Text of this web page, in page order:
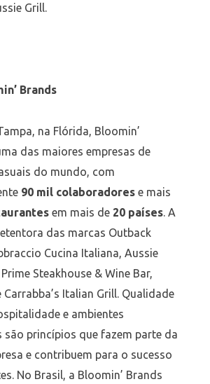
Grill.
Brands
na Flórida, Bloomin’
das maiores empresas de
do mundo, com
90 mil colaboradorese mais
em mais de 20 países. A
das marcas Outback
Cucina Italiana, Aussie
Steakhouse & Wine Bar,
Carrabba’s Italian Grill. Qualidade
e ambientes
são princípios que fazem parte da
e contribuem para o sucesso
No Brasil, a Bloomin’ Brands